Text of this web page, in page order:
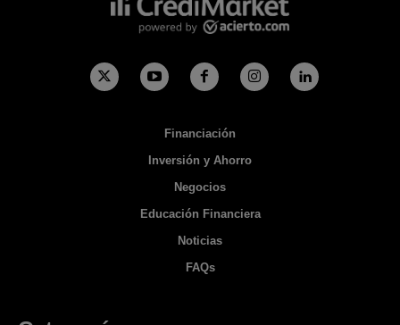
Financiación
Inversión y Ahorro
Negocios
Educación Financiera
Noticias
FAQs